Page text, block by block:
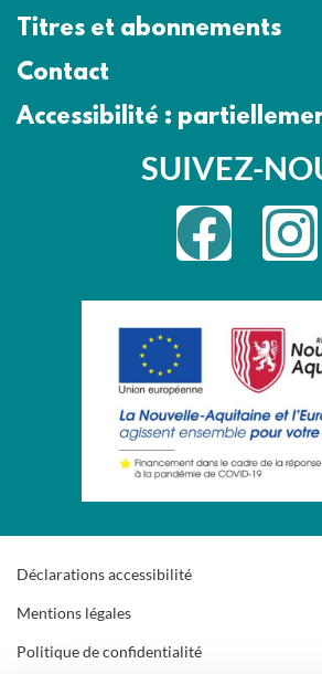
Titres et abonnements
Contact
Accessibilité :
SUIVEZ-
Déclarations accessibilité
Mentions légales
Politique de confidentialité